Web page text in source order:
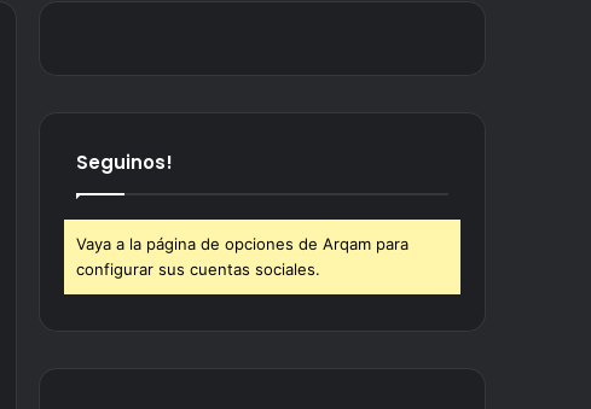
Seguinos!
Vaya a la página de opciones de Arqam para
configurar sus cuentas sociales.